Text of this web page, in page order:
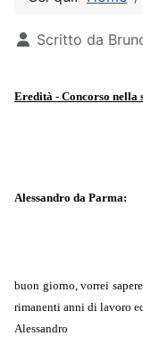
Dettagli
Scritto da
Eredità - Concorso nella
Alessandro da Parma:
buon giorno, vorrei
rimanenti anni di lavoro
Alessandro